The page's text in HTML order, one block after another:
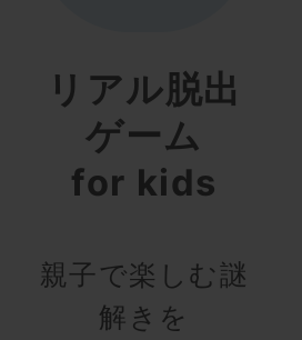
リアル脱出
ゲーム
for kids
親子で楽しむ謎
解きを